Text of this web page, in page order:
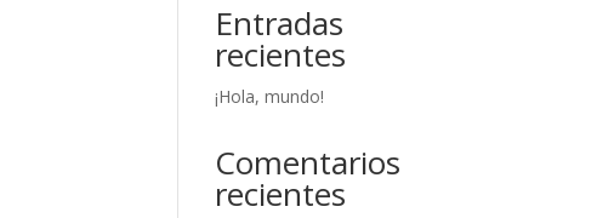
Entradas
recientes
¡Hola, mundo!
Comentarios
recientes